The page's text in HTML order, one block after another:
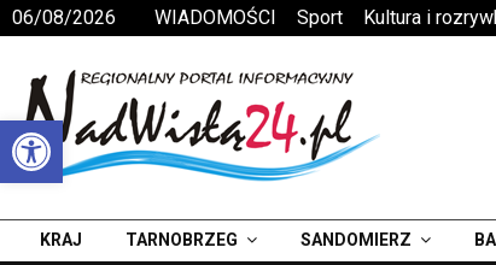
Otwórz pasek narzędzi
06/08/2026 WIADOMOŚCI Sport Kultura i
KRAJ TARNOBRZEG SANDOMIERZ